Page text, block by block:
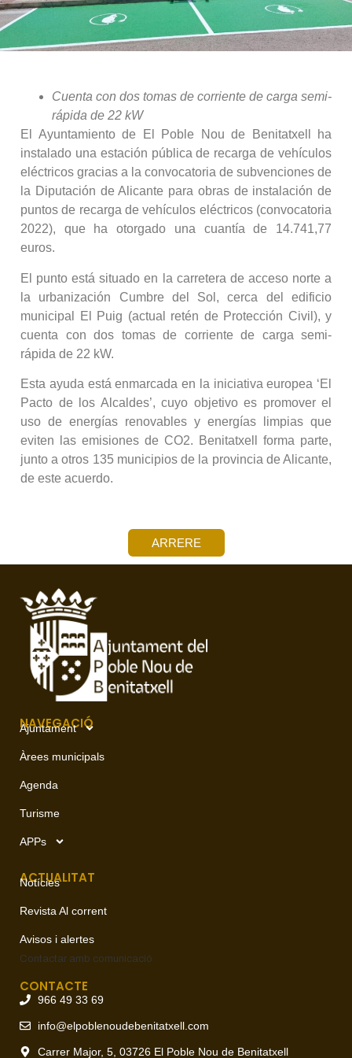
Cuenta con dos tomas de corriente de carga semi-
rápida de 22 kW
El Ayuntamiento de El Poble Nou de Benitatxell ha
instalado una estación pública de recarga de vehículos
eléctricos gracias a la convocatoria de subvenciones de
la Diputación de Alicante para obras de instalación de
puntos de recarga de vehículos eléctricos (convocatoria
2022), que ha otorgado una cuantía de 14.741,77
euros.
El punto está situado en la carretera de acceso norte a
la urbanización Cumbre del Sol, cerca del edificio
municipal El Puig (actual retén de Protección Civil), y
cuenta con dos tomas de corriente de carga semi-
rápida de 22 kW.
Esta ayuda está enmarcada en la iniciativa europea ‘El
Pacto de los Alcaldes’, cuyo objetivo es promover el
uso de energías renovables y energías limpias que
eviten las emisiones de CO2. Benitatxell forma parte,
junto a otros 135 municipios de la provincia de Alicante,
de este acuerdo.
ARRERE
NAVEGACIÓ
Ajuntament
Àrees municipals
Agenda
Turisme
APPs
ACTUALITAT
Notícies
Revista Al corrent
Avisos i alertes
Contactar amb comunicació
CONTACTE
966 49 33 69
info@elpoblenoudebenitatxell.com
Carrer Major, 5, 03726 El Poble Nou de Benitatxell